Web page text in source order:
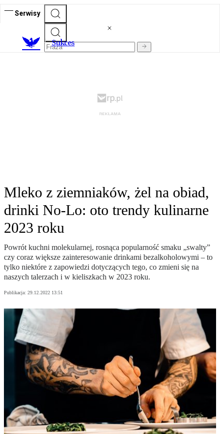
Serwisy
Sukces
Mleko z ziemniaków, żel na obiad,
drinki No-Lo: oto trendy kulinarne
2023 roku
Powrót kuchni molekularnej, rosnąca popularność smaku „swalty”
czy coraz większe zainteresowanie drinkami bezalkoholowymi – to
tylko niektóre z zapowiedzi dotyczących tego, co zmieni się na
naszych talerzach i w kieliszkach w 2023 roku.
Publikacja: 29.12.2022 13:51